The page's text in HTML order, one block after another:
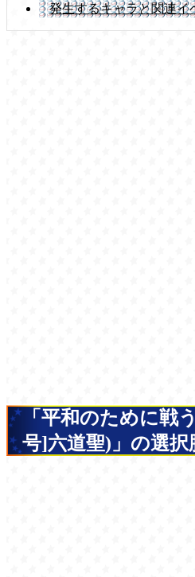
発生するキャラと関連イ
「平和のために戦
号]六道聖)」の選択